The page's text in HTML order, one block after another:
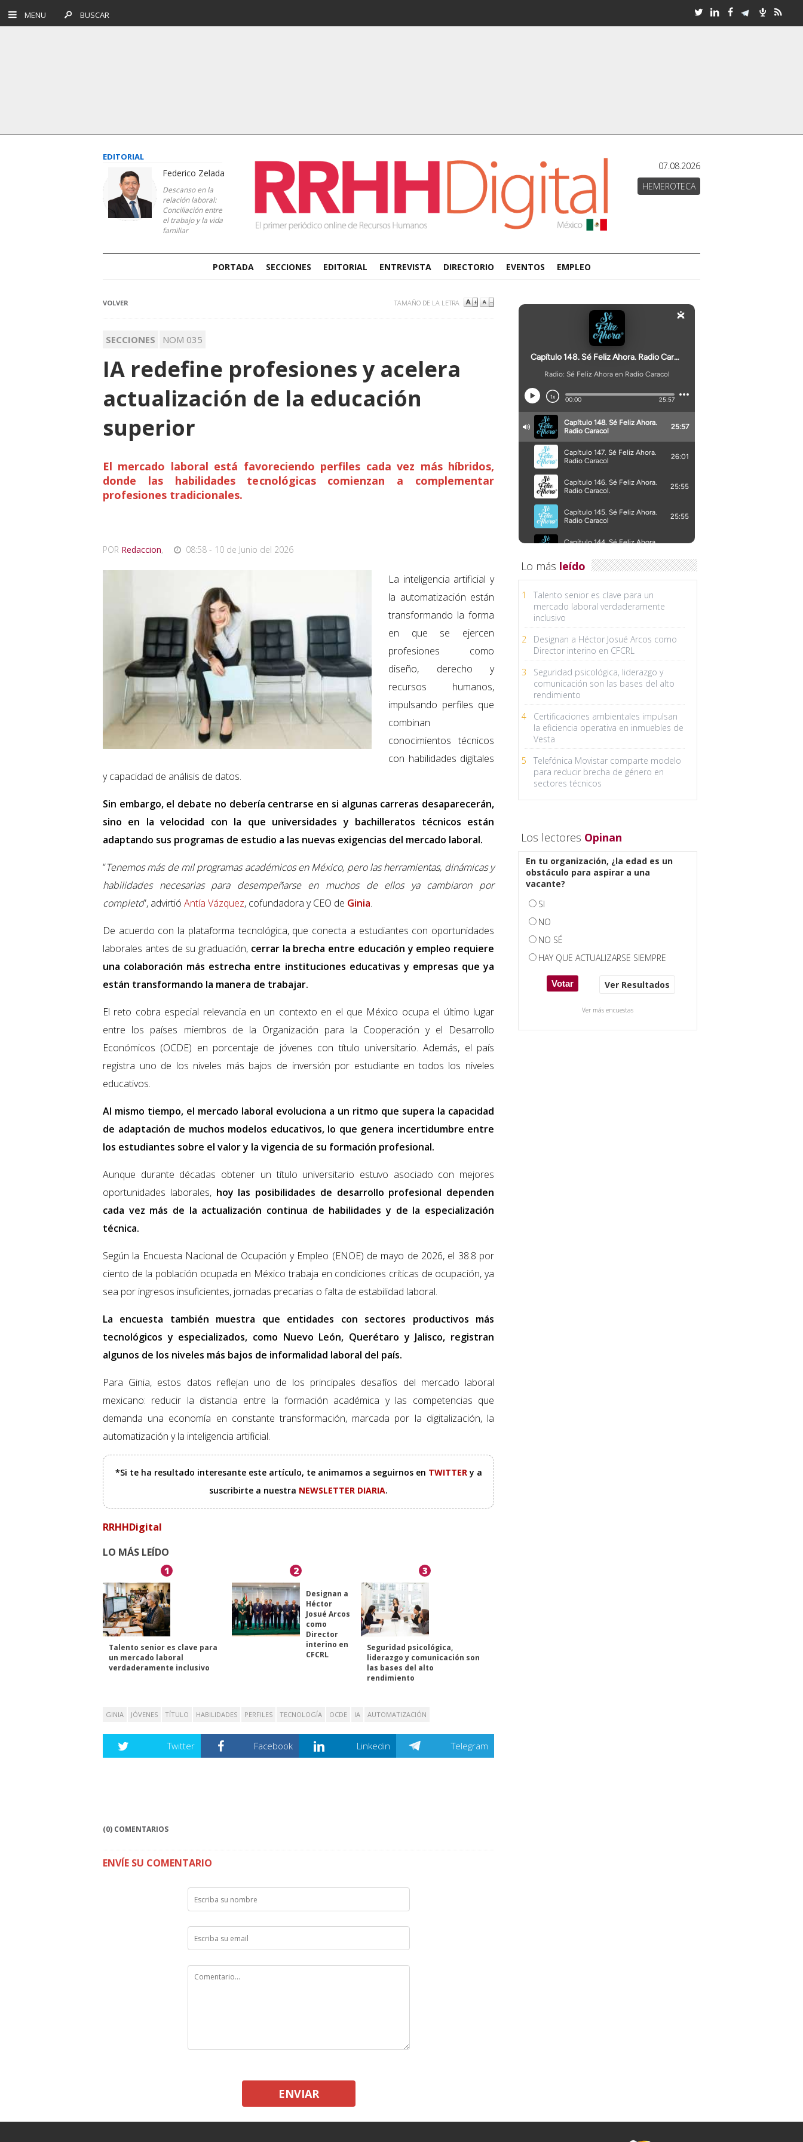
MENU BUSCAR
EDITORIAL
Federico Zelada
Descanso en la
relación laboral:
Conciliación entre
el trabajo y la vida
familiar
07.08.2026
HEMEROTECA
PORTADA SECCIONES EDITORIAL ENTREVISTA DIRECTORIO EVENTOS EMPLEO
VOLVER TAMAÑO DE LA LETRA
SECCIONES NOM 035
IA redefine profesiones y acelera
actualización de la educación
superior
El mercado laboral está favoreciendo perfiles cada vez más híbridos,
donde las habilidades tecnológicas comienzan a complementar
profesiones tradicionales.
POR Redaccion, 08:58 - 10 de Junio del 2026
La inteligencia artificial y
la automatización están
transformando la forma
en que se ejercen
profesiones como
diseño, derecho y
recursos humanos,
impulsando perfiles que
combinan
conocimientos técnicos
con habilidades digitales
y capacidad de análisis de datos.
Sin embargo, el debate no debería centrarse en si algunas carreras desaparecerán,
sino en la velocidad con la que universidades y bachilleratos técnicos están
adaptando sus programas de estudio a las nuevas exigencias del mercado laboral.
“Tenemos más de mil programas académicos en México, pero las herramientas, dinámicas y
habilidades necesarias para desempeñarse en muchos de ellos ya cambiaron por
completo”, advirtió Antía Vázquez, cofundadora y CEO de Ginia.
De acuerdo con la plataforma tecnológica, que conecta a estudiantes con oportunidades
laborales antes de su graduación, cerrar la brecha entre educación y empleo requiere
una colaboración más estrecha entre instituciones educativas y empresas que ya
están transformando la manera de trabajar.
El reto cobra especial relevancia en un contexto en el que México ocupa el último lugar
entre los países miembros de la Organización para la Cooperación y el Desarrollo
Económicos (OCDE) en porcentaje de jóvenes con título universitario. Además, el país
registra uno de los niveles más bajos de inversión por estudiante en todos los niveles
educativos.
Al mismo tiempo, el mercado laboral evoluciona a un ritmo que supera la capacidad
de adaptación de muchos modelos educativos, lo que genera incertidumbre entre
los estudiantes sobre el valor y la vigencia de su formación profesional.
Aunque durante décadas obtener un título universitario estuvo asociado con mejores
oportunidades laborales, hoy las posibilidades de desarrollo profesional dependen
cada vez más de la actualización continua de habilidades y de la especialización
técnica.
Según la Encuesta Nacional de Ocupación y Empleo (ENOE) de mayo de 2026, el 38.8 por
ciento de la población ocupada en México trabaja en condiciones críticas de ocupación, ya
sea por ingresos insuficientes, jornadas precarias o falta de estabilidad laboral.
La encuesta también muestra que entidades con sectores productivos más
tecnológicos y especializados, como Nuevo León, Querétaro y Jalisco, registran
algunos de los niveles más bajos de informalidad laboral del país.
Para Ginia, estos datos reflejan uno de los principales desafíos del mercado laboral
mexicano: reducir la distancia entre la formación académica y las competencias que
demanda una economía en constante transformación, marcada por la digitalización, la
automatización y la inteligencia artificial.
*Si te ha resultado interesante este artículo, te animamos a seguirnos en TWITTERy a
suscribirte a nuestra NEWSLETTER DIARIA.
RRHHDigital
LO MÁS LEÍDO
1
Talento senior es clave para
un mercado laboral
verdaderamente inclusivo
2
Designan a
Héctor
Josué Arcos
como
Director
interino en
CFCRL
3
Seguridad psicológica,
liderazgo y comunicación son
las bases del alto
rendimiento
GINIA JÓVENES TÍTULO HABILIDADES PERFILES TECNOLOGÍA OCDE IA AUTOMATIZACIÓN
Twitter Facebook Linkedin Telegram
(0) COMENTARIOS
ENVÍE SU COMENTARIO
ENVIAR
Lo más leído
1
Talento senior es clave para un
mercado laboral verdaderamente
inclusivo
2
Designan a Héctor Josué Arcos como
Director interino en CFCRL
3
Seguridad psicológica, liderazgo y
comunicación son las bases del alto
rendimiento
4
Certificaciones ambientales impulsan
la eficiencia operativa en inmuebles de
Vesta
5
Telefónica Movistar comparte modelo
para reducir brecha de género en
sectores técnicos
Los lectores Opinan
En tu organización, ¿la edad es un
obstáculo para aspirar a una
vacante?
SI
NO
NO SÉ
HAY QUE ACTUALIZARSE SIEMPRE
Ver Resultados
Ver más encuestas